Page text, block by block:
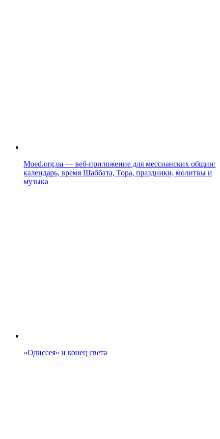
Moed.org.ua — веб-приложение для мессианских общин:
календарь, время Шаббата, Тора, праздники, молитвы и
музыка
«Одиссея» и конец света